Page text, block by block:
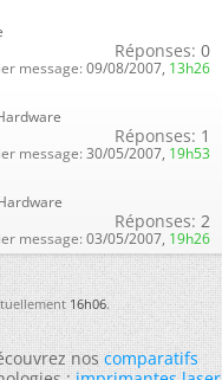
Réponses: 0
message: 09/08/2007, 13h26
Réponses: 1
message: 30/05/2007, 19h53
Réponses: 2
message: 03/05/2007, 19h26
16h06.
noscomparatifs